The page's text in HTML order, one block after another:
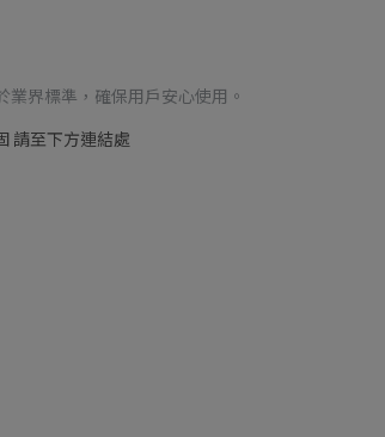
界標準，確保用戶安心使用。
請至下方連結處